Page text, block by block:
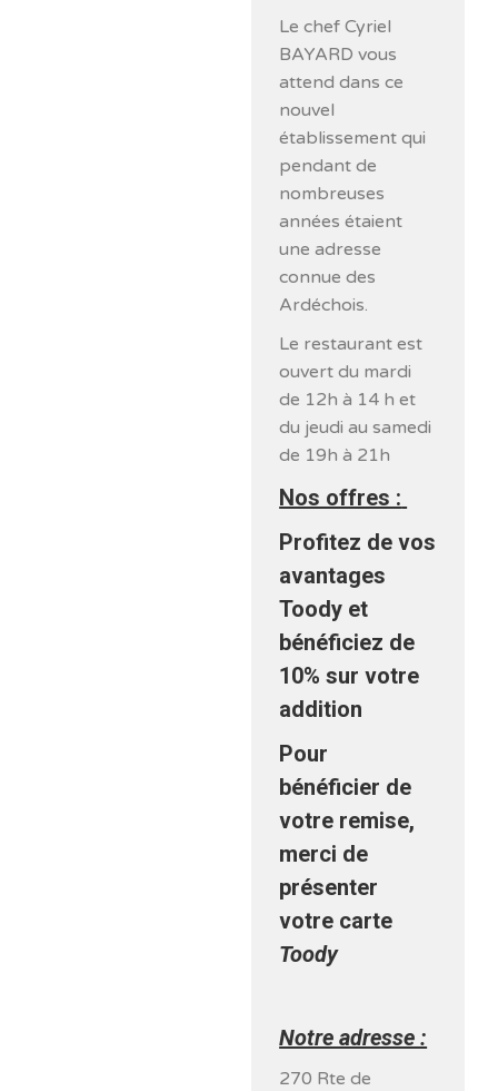
Le chef Cyriel
BAYARD vous
attend dans ce
nouvel
établissement qui
pendant de
nombreuses
années étaient
une adresse
connue des
Ardéchois.
Le restaurant est
ouvert du mardi
de 12h à 14 h et
du jeudi au samedi
de 19h à 21h
Nos offres :
Profitez de vos
avantages
Toody et
bénéficiez de
10% sur votre
addition
Pour
bénéficier de
votre remise,
merci de
présenter
votre carte
Toody
Notre adresse :
270 Rte de